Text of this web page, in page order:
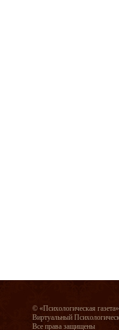
© «Психологическая газета»
Виртуальный
Все права защищены